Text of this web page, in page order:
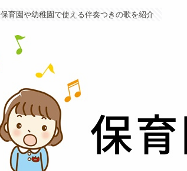
保育園や幼稚園で使える伴奏つきの歌を紹介